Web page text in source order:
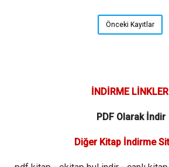
Önceki Kayıtlar
İNDİRME
PDF Olarak İndir
Diğer Kitap İndirme